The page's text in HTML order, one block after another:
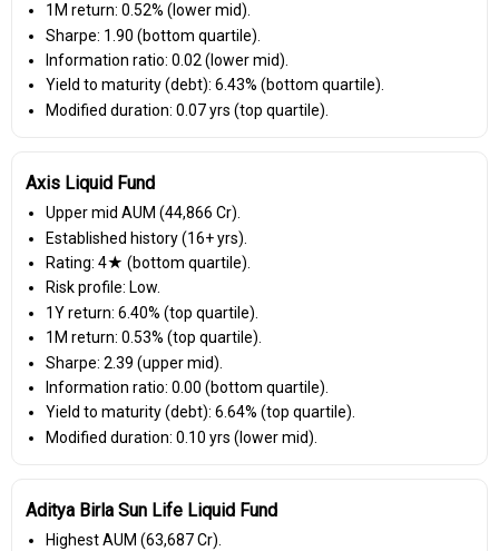
1M return: 0.52% (lower mid).
Sharpe: 1.90 (bottom quartile).
Information ratio: 0.02 (lower mid).
Yield to maturity (debt): 6.43% (bottom quartile).
Modified duration: 0.07 yrs (top quartile).
Axis Liquid Fund
Upper mid AUM (₹44,866 Cr).
Established history (16+ yrs).
Rating: 4★ (bottom quartile).
Risk profile: Low.
1Y return: 6.40% (top quartile).
1M return: 0.53% (top quartile).
Sharpe: 2.39 (upper mid).
Information ratio: 0.00 (bottom quartile).
Yield to maturity (debt): 6.64% (top quartile).
Modified duration: 0.10 yrs (lower mid).
Aditya Birla Sun Life Liquid Fund
Highest AUM (₹63,687 Cr).